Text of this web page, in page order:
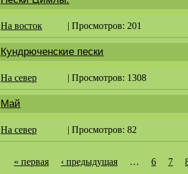
На восток | Просмотров: 201
Кундрюченские пески
На север | Просмотров: 1308
Май
На север | Просмотров: 82
« первая ‹ предыдущая … 6 7